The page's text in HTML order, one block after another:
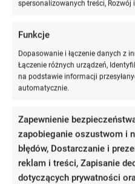
spersonalizowanych treści, Rozwój
Funkcje
Dopasowanie i łączenie danych z
Łączenie różnych urządzeń,
na podstawie informacji
automatycznie.
Zapewnienie
zapobieganie oszustwom i
błędów, Dostarczanie i
reklam i treści, Zapisanie
dotyczących prywatności